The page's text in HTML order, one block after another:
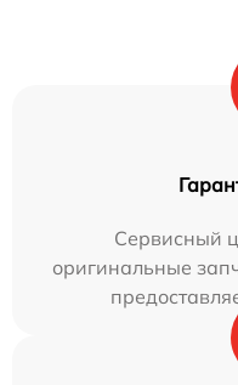
Сервисный
оригинальные